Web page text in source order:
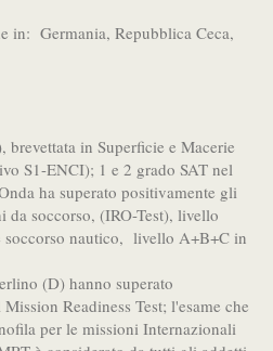
in: Germania, Repubblica Ceca,
brevettata in Superficie e Macerie
S1-ENCI); 1 e 2 grado SAT nel
ha superato positivamente gli
da soccorso, (IRO-Test), livello
soccorso nautico, livello A+B+C in
(D) hanno superato
Readiness Test; l'esame che
per le missioni Internazionali